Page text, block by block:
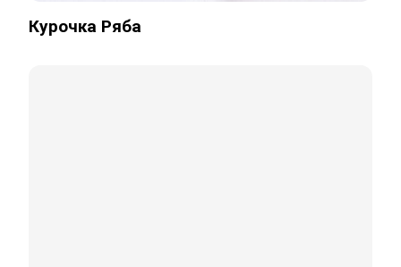
Курочка Ряба